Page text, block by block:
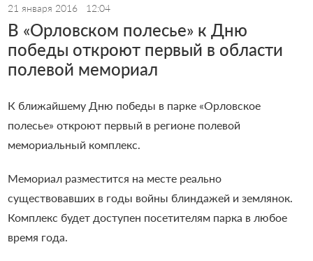
21 января 2016 12:04
В «Орловском полесье» к Дню
победы откроют первый в области
полевой мемориал
К ближайшему Дню победы в парке «Орловское
полесье» откроют первый в регионе полевой
мемориальный комплекс.
Мемориал разместится на месте реально
существовавших в годы войны блиндажей и землянок.
Комплекс будет доступен посетителям парка в любое
время года.